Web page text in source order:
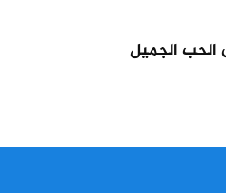
الحب الجميل